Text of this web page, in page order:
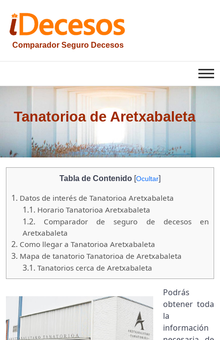
contenido
Comparador Seguro Decesos
iesquelas
Tanatorioa de Aretxabaleta
Tabla de Contenido [Ocultar]
1. Datos de interés de Tanatorioa Aretxabaleta
1.1. Horario Tanatorioa Aretxabaleta
1.2. Comparador de seguro de decesos en
Aretxabaleta
2. Como llegar a Tanatorioa Aretxabaleta
3. Mapa de tanatorio Tanatorioa de Aretxabaleta
3.1. Tanatorios cerca de Aretxabaleta
Podrás
obtener toda
la
información